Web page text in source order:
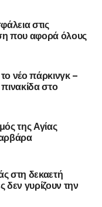
στις
που αφορά όλους
νέο πάρκινγκ –
στο
της Αγίας
στη δεκαετή
δεν γυρίζουν την